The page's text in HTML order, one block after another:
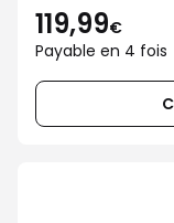
119,99€
Payable en 4 fois